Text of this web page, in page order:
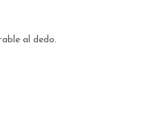
al dedo.